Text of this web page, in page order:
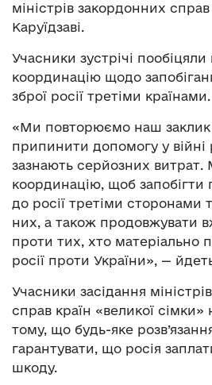
міністрів закордонних справ
Каруїдзаві.
Учасники зустрічі
координацію щодо
зброї росії третіми країнами.
«Ми повторюємо наш заклик
припинити допомогу у війні
зазнають серйозних
координацію, щоб запобігти
до росії третіми сторонами
них, а також продовжувати
проти тих, хто матеріально
росії проти України», —
Учасники засідання
справ країн «великої
тому, що будь-яке
гарантувати, що росія
шкоду.